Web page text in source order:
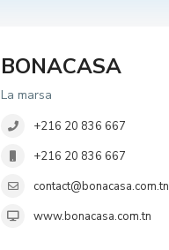
BONACASA
La marsa
+216 20 836 667
+216 20 836 667
contact@bonacasa.com.tn
www.bonacasa.com.tn